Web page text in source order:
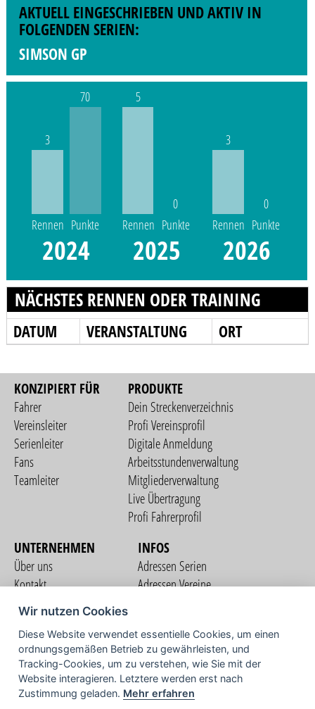
AKTUELL EINGESCHRIEBEN UND AKTIV IN
FOLGENDEN SERIEN:
SIMSON GP
3
Rennen
70
Punkte
2024
5
Rennen
0
Punkte
2025
3
Rennen
0
Punkte
2026
NÄCHSTES RENNEN ODER TRAINING
DATUM VERANSTALTUNG ORT
KONZIPIERT FÜR
Fahrer
Vereinsleiter
Serienleiter
Fans
Teamleiter
PRODUKTE
Dein Streckenverzeichnis
Profi Vereinsprofil
Digitale Anmeldung
Arbeitsstundenverwaltung
Mitgliederverwaltung
Live Übertragung
Profi Fahrerprofil
UNTERNEHMEN
Über uns
Kontakt
Nutzungsbedingungen
Datenschutzerklärung
Impressum
INFOS
Adressen Serien
Adressen Vereine
COMMUNITY
Wir nutzen Cookies
Diese Website verwendet essentielle Cookies, um einen
ordnungsgemäßen Betrieb zu gewährleisten, und
Tracking-Cookies, um zu verstehen, wie Sie mit der
Website interagieren. Letztere werden erst nach
Zustimmung geladen. Mehr erfahren